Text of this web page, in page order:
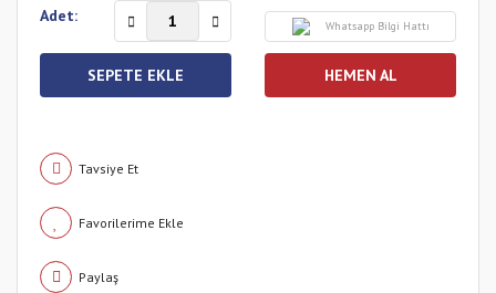
Adet:
Whatsapp Bilgi Hattı
SEPETE EKLE HEMEN AL
Tavsiye Et
Paylaş